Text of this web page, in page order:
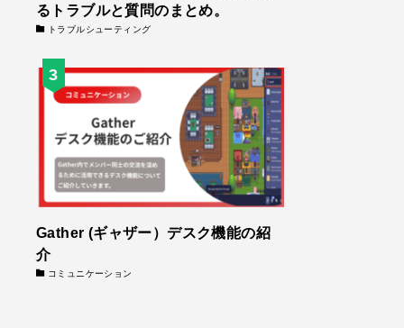
るトラブルと質問のまとめ。
トラブルシューティング
Gather (ギャザー）デスク機能の紹
介
コミュニケーション